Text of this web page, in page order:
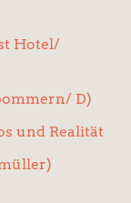
Hotel/
D)
und Realität